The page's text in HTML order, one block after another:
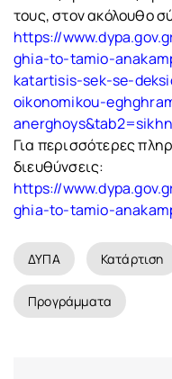
τους, στον ακόλουθο
https://
ghia-to-tamio-
katartisis-sek-se-
oikonomikou-
Για περισσότερες
διευθύνσεις:
https://
ghia-to-tamio-
ΔΥΠΑ Κατάρτιση
Προγράμματα